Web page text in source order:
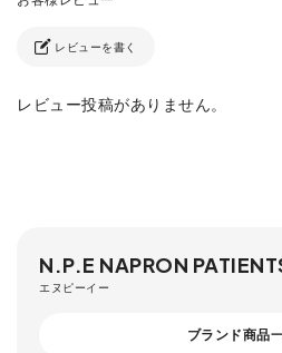
レビューを書く
レビュー投稿がありません。
N.P.E NAPRON
エヌピーイー
ブランド商品